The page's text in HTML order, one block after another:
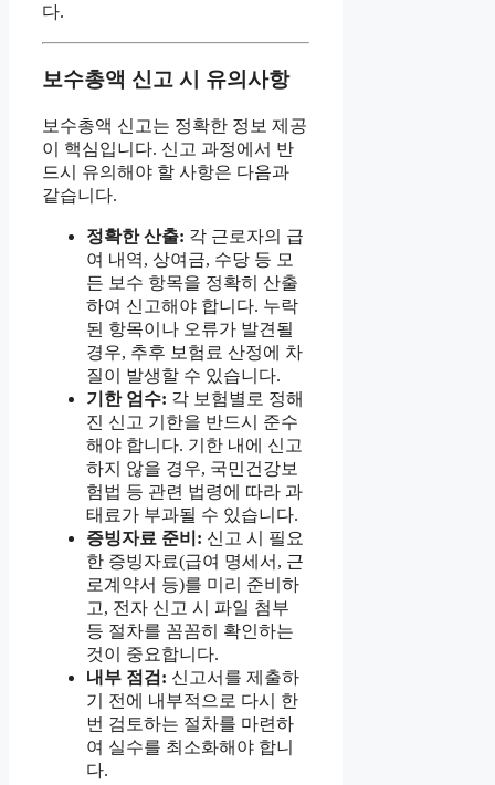
다.
보수총액 신고 시 유의사항
보수총액 신고는 정확한 정보 제공
이 핵심입니다. 신고 과정에서 반
드시 유의해야 할 사항은 다음과
같습니다.
정확한 산출: 각 근로자의 급
여 내역, 상여금, 수당 등 모
든 보수 항목을 정확히 산출
하여 신고해야 합니다. 누락
된 항목이나 오류가 발견될
경우, 추후 보험료 산정에 차
질이 발생할 수 있습니다.
기한 엄수: 각 보험별로 정해
진 신고 기한을 반드시 준수
해야 합니다. 기한 내에 신고
하지 않을 경우, 국민건강보
험법 등 관련 법령에 따라 과
태료가 부과될 수 있습니다.
증빙자료 준비: 신고 시 필요
한 증빙자료(급여 명세서, 근
로계약서 등)를 미리 준비하
고, 전자 신고 시 파일 첨부
등 절차를 꼼꼼히 확인하는
것이 중요합니다.
내부 점검: 신고서를 제출하
기 전에 내부적으로 다시 한
번 검토하는 절차를 마련하
여 실수를 최소화해야 합니
다.